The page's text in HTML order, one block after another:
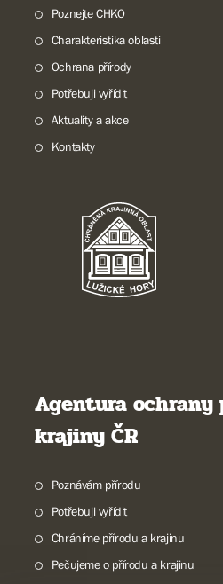
Poznejte CHKO
Charakteristika oblasti
Ochrana přírody
Potřebuji vyřídit
Aktuality a akce
Kontakty
Agentura ochrany
krajiny ČR
Poznávám přírodu
Potřebuji vyřídit
Chráníme přírodu a krajinu
Pečujeme o přírodu a krajinu